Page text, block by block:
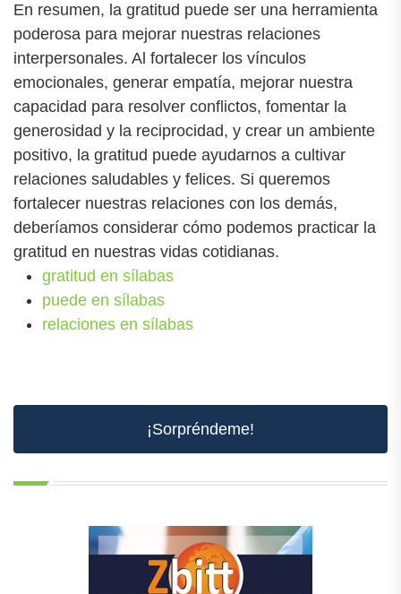
En resumen, la gratitud puede ser una herramienta
poderosa para mejorar nuestras relaciones
interpersonales. Al fortalecer los vínculos
emocionales, generar empatía, mejorar nuestra
capacidad para resolver conflictos, fomentar la
generosidad y la reciprocidad, y crear un ambiente
positivo, la gratitud puede ayudarnos a cultivar
relaciones saludables y felices. Si queremos
fortalecer nuestras relaciones con los demás,
deberíamos considerar cómo podemos practicar la
gratitud en nuestras vidas cotidianas.
gratitud en sílabas
puede en sílabas
relaciones en sílabas
¡Sorpréndeme!